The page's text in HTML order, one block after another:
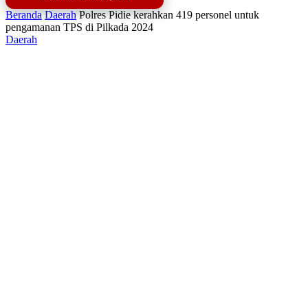
Beranda Daerah Polres Pidie kerahkan 419 personel untuk
pengamanan TPS di Pilkada 2024
Daerah